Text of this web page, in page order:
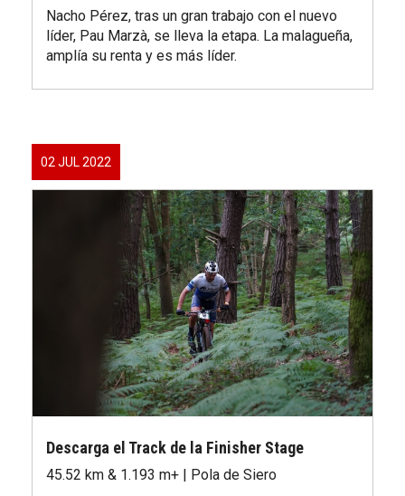
Nacho Pérez, tras un gran trabajo con el nuevo
líder, Pau Marzà, se lleva la etapa. La malagueña,
amplía su renta y es más líder.
02 JUL 2022
Descarga el Track de la Finisher Stage
45.52 km & 1.193 m+ | Pola de Siero